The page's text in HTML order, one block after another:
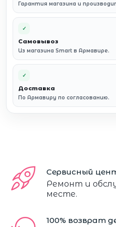
Гарантия магазина и
✓
Самовывоз
Из магазина Smart в Армавире.
✓
Доставка
По Армавиру по согласованию.
Сервисный
Ремонт и
месте.
100% возврат